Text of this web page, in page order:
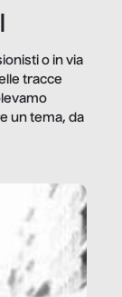
o in via
tracce
un tema, da